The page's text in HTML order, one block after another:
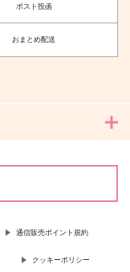
ポスト投函
おまとめ配送
通信販売ポイント規約
クッキーポリシー